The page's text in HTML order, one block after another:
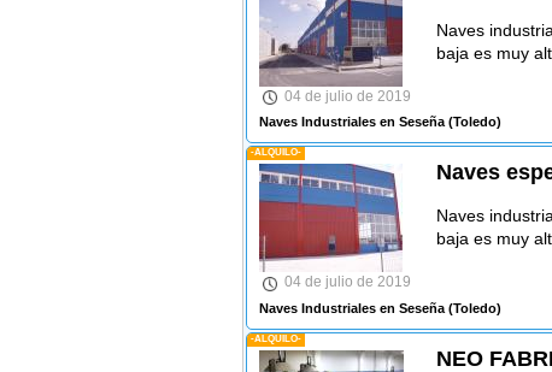
Naves
baja es muy
04 de julio de 2019
Naves Industriales en Seseña(Toledo)
-ALQUILO-
Naves
Naves
baja es muy
04 de julio de 2019
Naves Industriales en Seseña(Toledo)
-ALQUILO-
NEO